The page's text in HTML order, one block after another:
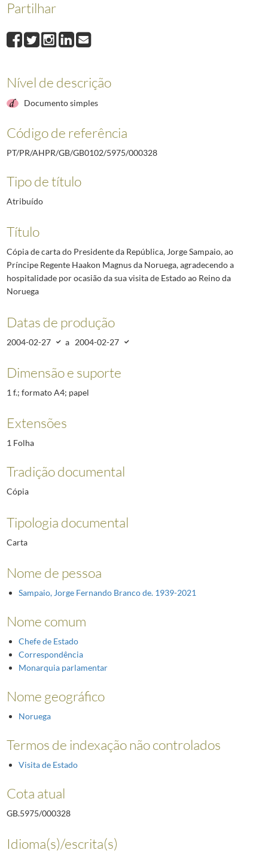
000330Cópia de carta do Presidente da República, Jorge Sampaio, ao
000331Cópia de carta do Presidente da República, Jorge Sampaio, ao
000333
Cópia de carta do Presidente da República, Jorge Sampaio, ao
000430 Cópia de carta do Presidente da República, Jorge Sampaio, ao
Partilhar
Nível de descrição
Documento simples
Código de referência
PT/PR/AHPR/GB/GB0102/5975/000328
Tipo de título
Atribuído
Título
Cópia de carta do Presidente da República, Jorge Sampaio, ao
Príncipe Regente Haakon Magnus da Noruega, agradecendo a
hospitalidade por ocasião da sua visita de Estado ao Reino da
Noruega
Datas de produção
2004-02-27 a 2004-02-27
Dimensão e suporte
1 f.; formato A4; papel
Extensões
1 Folha
Tradição documental
Cópia
Tipologia documental
Carta
Nome de pessoa
Sampaio, Jorge Fernando Branco de. 1939-2021
Nome comum
Chefe de Estado
Correspondência
Monarquia parlamentar
Nome geográfico
Noruega
Termos de indexação não controlados
Visita de Estado
Cota atual
GB.5975/000328
Idioma(s)/escrita(s)